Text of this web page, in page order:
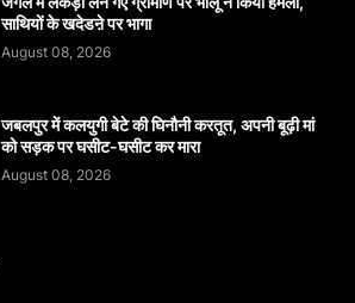
साथियों के खदेडऩे पर भागा
August 08, 2026
जबलपुर में कलयुगी बेटे की घिनौनी करतूत, अपनी बूढ़ी मां
को सड़क पर घसीट-घसीट कर मारा
August 08, 2026